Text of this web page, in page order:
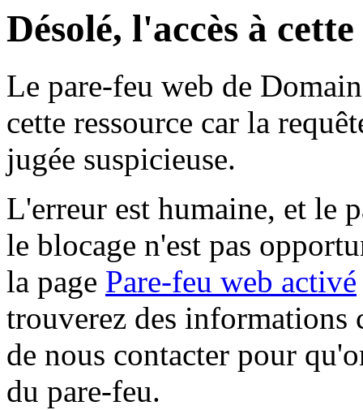
Désolé, l'accès à
Le pare-feu web de
cette ressource car la
jugée suspicieuse.
L'erreur est humaine, et le
le blocage n'est pas
la page Pare-feu web activé
trouverez des informations
de nous contacter pour
du pare-feu.